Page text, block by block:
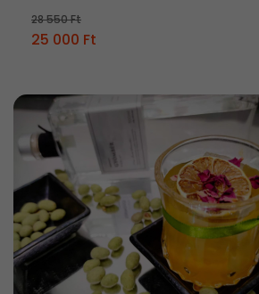
28 550 Ft
25 000 Ft